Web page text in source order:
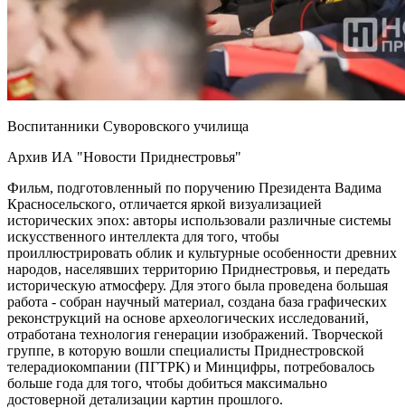
Воспитанники Суворовского училища
Архив ИА "Новости Приднестровья"
Фильм, подготовленный по поручению Президента Вадима
Красносельского, отличается яркой визуализацией
исторических эпох: авторы использовали различные системы
искусственного интеллекта для того, чтобы
проиллюстрировать облик и культурные особенности древних
народов, населявших территорию Приднестровья, и передать
историческую атмосферу. Для этого была проведена большая
работа - собран научный материал, создана база графических
реконструкций на основе археологических исследований,
отработана технология генерации изображений. Творческой
группе, в которую вошли специалисты Приднестровской
телерадиокомпании (ПГТРК) и Минцифры, потребовалось
больше года для того, чтобы добиться максимально
достоверной детализации картин прошлого.